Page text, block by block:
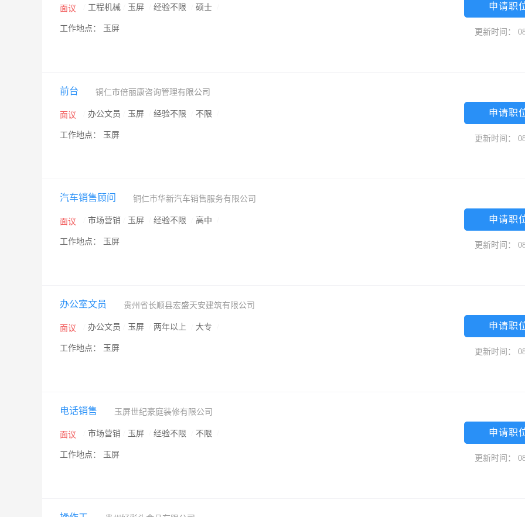
面议 工程机械 玉屏 经验不限 硕士
工作地点： 玉屏
申请职
更新时间：
前台 铜仁市倍丽康咨询管理有限公司
面议 办公文员 玉屏 经验不限 不限
工作地点： 玉屏
申请职
更新时间：
汽车销售顾问 铜仁市华新汽车销售服务有限公司
面议 市场营销 玉屏 经验不限 高中
工作地点： 玉屏
申请职
更新时间：
办公室文员 贵州省长顺县宏盛天安建筑有限公司
面议 办公文员 玉屏 两年以上 大专
工作地点： 玉屏
申请职
更新时间：
电话销售 玉屏世纪豪庭装修有限公司
面议 市场营销 玉屏 经验不限 不限
工作地点： 玉屏
申请职
更新时间：